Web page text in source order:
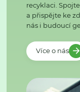
recyklaci.
a přispějte ke
nás i budoucí
Více o nás